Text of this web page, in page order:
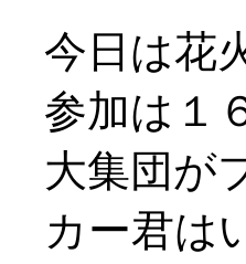
今日は花
参加は１
大集団が
カー君は